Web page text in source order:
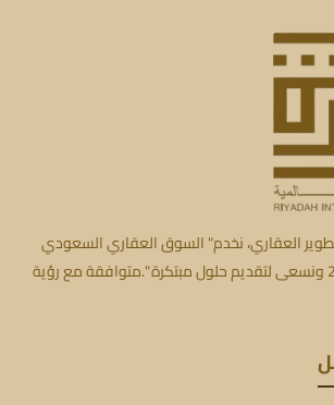
العقاري، نخدم" السوق العقاري السعودي
بخبرة تمتد منذ عام2012 ونسعى لتقديم حلول مبتكرة ".متوافقة مع رؤية